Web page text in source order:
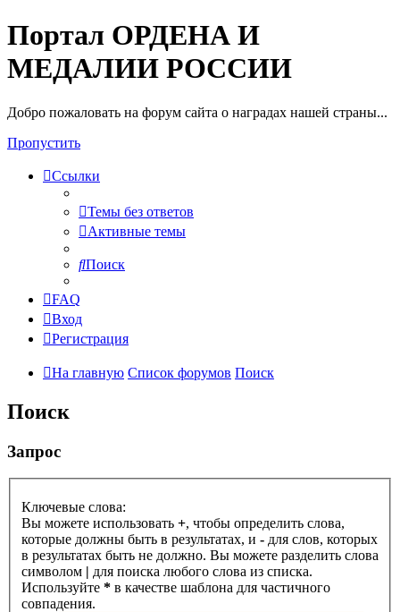
Портал ОРДЕНА И
МЕДАЛИИ РОССИИ
Добро пожаловать на форум сайта о наградах нашей страны...
Пропустить
Ссылки
Темы без ответов
Активные темы
Поиск
FAQ
Вход
Регистрация
На главную Список форумов Поиск
Поиск
Запрос
Ключевые слова:
Вы можете использовать +, чтобы определить слова,
которые должны быть в результатах, и - для слов, которых
в результатах быть не должно. Вы можете разделить слова
символом | для поиска любого слова из списка.
Используйте * в качестве шаблона для частичного
совпадения.